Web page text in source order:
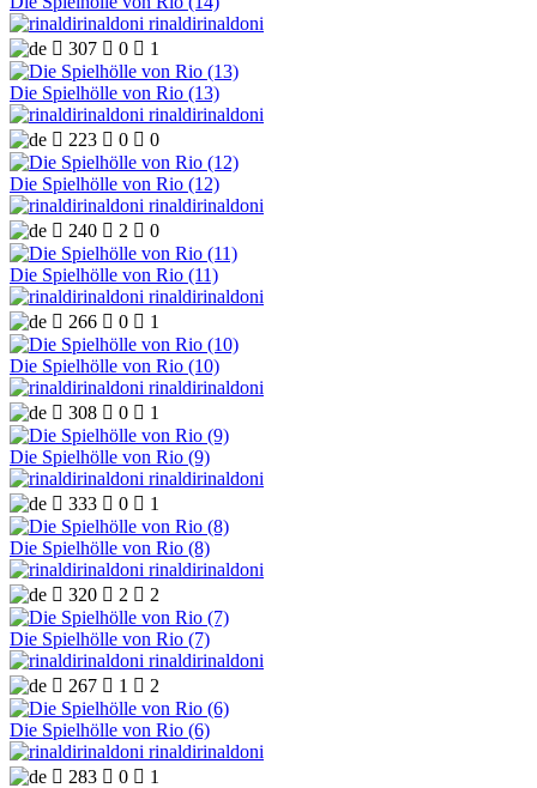
rinaldirinaldoni
 307  0  1
Die Spielhölle von Rio (13)
rinaldirinaldoni
 223  0  0
Die Spielhölle von Rio (12)
rinaldirinaldoni
 240  2  0
Die Spielhölle von Rio (11)
rinaldirinaldoni
 266  0  1
Die Spielhölle von Rio (10)
rinaldirinaldoni
 308  0  1
Die Spielhölle von Rio (9)
rinaldirinaldoni
 333  0  1
Die Spielhölle von Rio (8)
rinaldirinaldoni
 320  2  2
Die Spielhölle von Rio (7)
rinaldirinaldoni
 267  1  2
Die Spielhölle von Rio (6)
rinaldirinaldoni
 283  0  1